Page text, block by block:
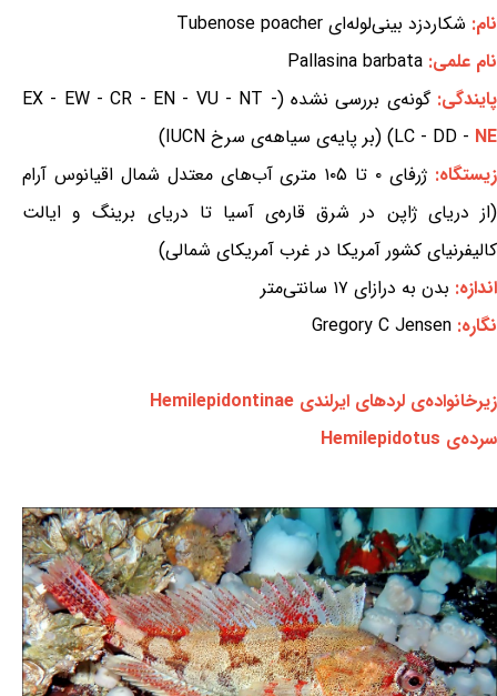
نام: شکاردزد بینی‌لوله‌ای Tubenose poacher
نام علمی: Pallasina barbata
پایندگی:
گونه‌ی بررسی نشده (EX - EW - CR - EN - VU - NT -
LC - DD - NE
) (بر پایه‌ی سیاهه‌ی سرخ IUCN)
زیستگاه:
ژرفای ۰ تا ۱۰۵ متری آب‌های معتدل شمال اقیانوس آرام
(از دریای ژاپن در شرق قاره‌ی آسیا تا دریای برینگ و ایالت
کالیفرنیای کشور آمریکا در غرب آمریکای شمالی)
اندازه: بدن به درازای ۱۷ سانتی‌متر
نگاره: Gregory C Jensen
زیرخانواده‌ی لردهای ایرلندی Hemilepidontinae
سرده‌ی Hemilepidotus